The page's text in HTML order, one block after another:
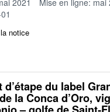
notice
d’étape du label
la Conca d’Oro,